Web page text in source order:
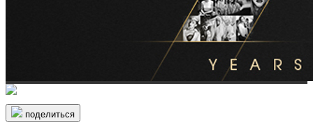
поделиться